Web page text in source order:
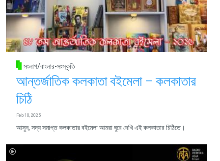
সংলাপ/বাংলার-সংস্কৃতি
আন্তর্জাতিক কলকাতা বইমেলা – কলকাতার
চিঠি
Feb 10, 2025
আসুন, সদ্য সমাপ্ত কলকাতার বইমেলা আমরা ঘুরে দেখি এই কলকাতার চিঠিতে।